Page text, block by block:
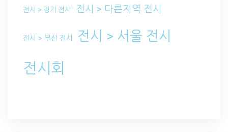
전시 > 경기 전시 전시 > 다른지역 전시
전시 > 부산 전시 전시 > 서울 전시
전시회